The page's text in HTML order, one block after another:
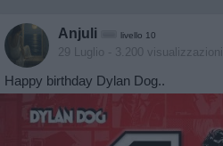
Anjuli livello 10
29 Luglio - 3.200 visualizzazioni
Happy birthday Dylan Dog..